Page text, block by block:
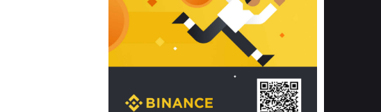
2. Các tiêu chí vàng khi lựa chọn
chăn ga gối đệm cao cấp cho phòng
ngủ
Để sở hữu một bộ chăn ga gối đệm
cao cấp hoàn hảo cả về thẩm mỹ lẫn
công năng, người tiêu dùng cần cân
nhắc kỹ lưỡng các tiêu chí quan trọng